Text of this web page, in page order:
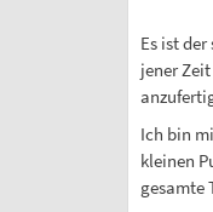
Es ist
jener
Ich bin
kleinen
gesamte